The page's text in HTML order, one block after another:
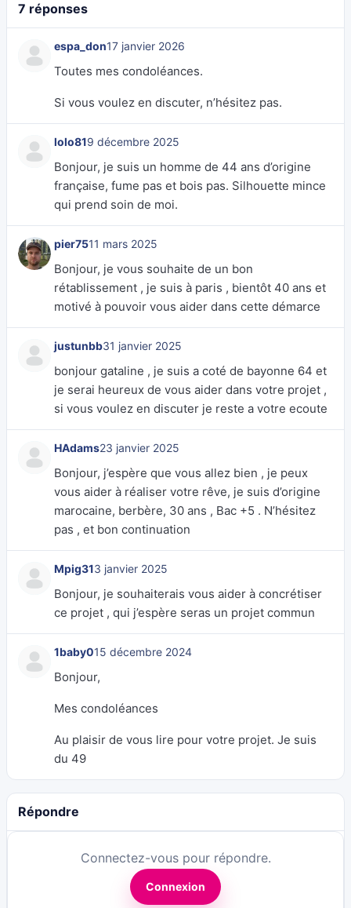
7 réponses
espa_don17 janvier 2026
Toutes mes condoléances.
Si vous voulez en discuter, n’hésitez pas.
lolo819 décembre 2025
Bonjour, je suis un homme de 44 ans d’origine
française, fume pas et bois pas. Silhouette mince
qui prend soin de moi.
pier7511 mars 2025
Bonjour, je vous souhaite de un bon
rétablissement , je suis à paris , bientôt 40 ans et
motivé à pouvoir vous aider dans cette démarce
justunbb31 janvier 2025
bonjour gataline , je suis a coté de bayonne 64 et
je serai heureux de vous aider dans votre projet ,
si vous voulez en discuter je reste a votre ecoute
HAdams23 janvier 2025
Bonjour, j’espère que vous allez bien , je peux
vous aider à réaliser votre rêve, je suis d’origine
marocaine, berbère, 30 ans , Bac +5 . N’hésitez
pas , et bon continuation
Mpig313 janvier 2025
Bonjour, je souhaiterais vous aider à concrétiser
ce projet , qui j’espère seras un projet commun
1baby015 décembre 2024
Bonjour,
Mes condoléances
Au plaisir de vous lire pour votre projet. Je suis
du 49
Répondre
Connectez-vous pour répondre.
Connexion